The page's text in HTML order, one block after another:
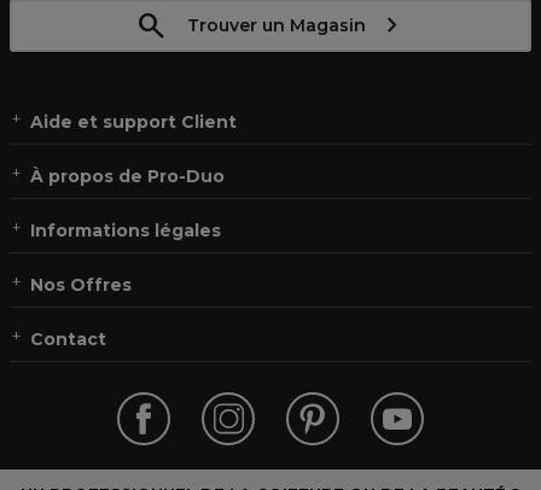
Trouver un Magasin
Aide et support Client
À propos de Pro-Duo
Informations légales
Nos Offres
Contact